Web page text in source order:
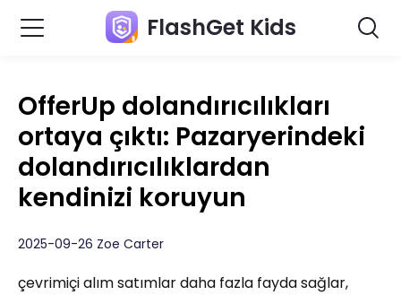
FlashGet Kids
OfferUp dolandırıcılıkları
ortaya çıktı: Pazaryerindeki
dolandırıcılıklardan
kendinizi koruyun
2025-09-26 Zoe Carter
çevrimiçi alım satımlar daha fazla fayda sağlar,